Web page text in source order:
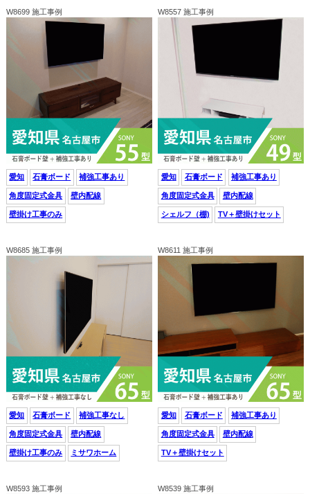
W8699 施工事例
愛知 石膏ボード 補強工事あり
角度固定式金具 壁内配線
壁掛け工事のみ
W8557 施工事例
愛知 石膏ボード 補強工事あり
角度固定式金具 壁内配線
シェルフ（棚) TV＋壁掛けセット
W8685 施工事例
愛知 石膏ボード 補強工事なし
角度固定式金具 壁内配線
壁掛け工事のみ ミサワホーム
W8611 施工事例
愛知 石膏ボード 補強工事あり
角度固定式金具 壁内配線
TV＋壁掛けセット
W8593 施工事例 W8539 施工事例